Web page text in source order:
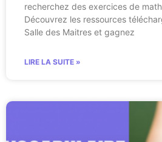
recherchez des exercices de
Découvrez les ressources
Salle des Maitres et gagnez
LIRE LA SUITE »